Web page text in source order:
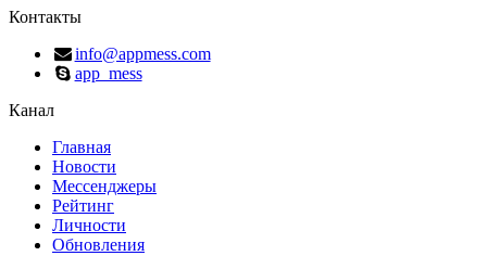
Контакты
info@appmess.com
app_mess
Канал
Главная
Новости
Мессенджеры
Рейтинг
Личности
Обновления